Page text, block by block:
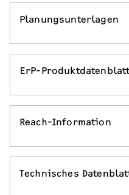
Planungsunterlagen
ErP-
Reach-Information
Technisches